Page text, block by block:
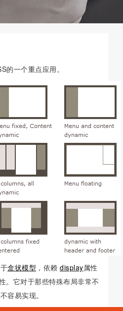
的一个重点应用。
盒状模型 ，依赖 display属性
。它对于那些特殊布局非常不
容易实现。